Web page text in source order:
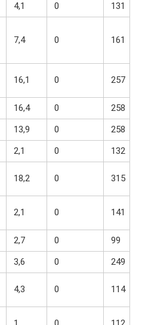
4,1 0
131
7,4 0 161
16,1 0 257
16,4 0
258
13,9 0
258
2,1 0
132
18,2 0 315
2,1 0 141
2,7 0
99
3,6 0
249
4,3 0 114